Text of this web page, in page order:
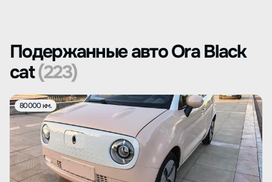
Подержанные авто Ora Black
cat(223)
80000 км.